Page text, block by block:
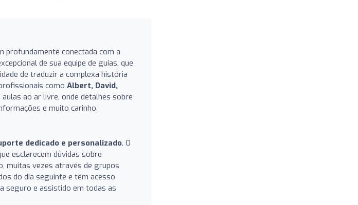
profundamente conectada com a
de sua equipe de guias, que
de traduzir a complexa história
como Albert, David,
ao ar livre, onde detalhes sobre
e muito carinho.
dedicado e personalizado. O
esclarecem dúvidas sobre
muitas vezes através de grupos
do dia seguinte e têm acesso
seguro e assistido em todas as